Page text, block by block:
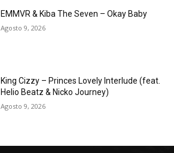
EMMVR & Kiba The Seven – Okay Baby
Agosto 9, 2026
King Cizzy – Princes Lovely Interlude (feat.
Helio Beatz & Nicko Journey)
Agosto 9, 2026